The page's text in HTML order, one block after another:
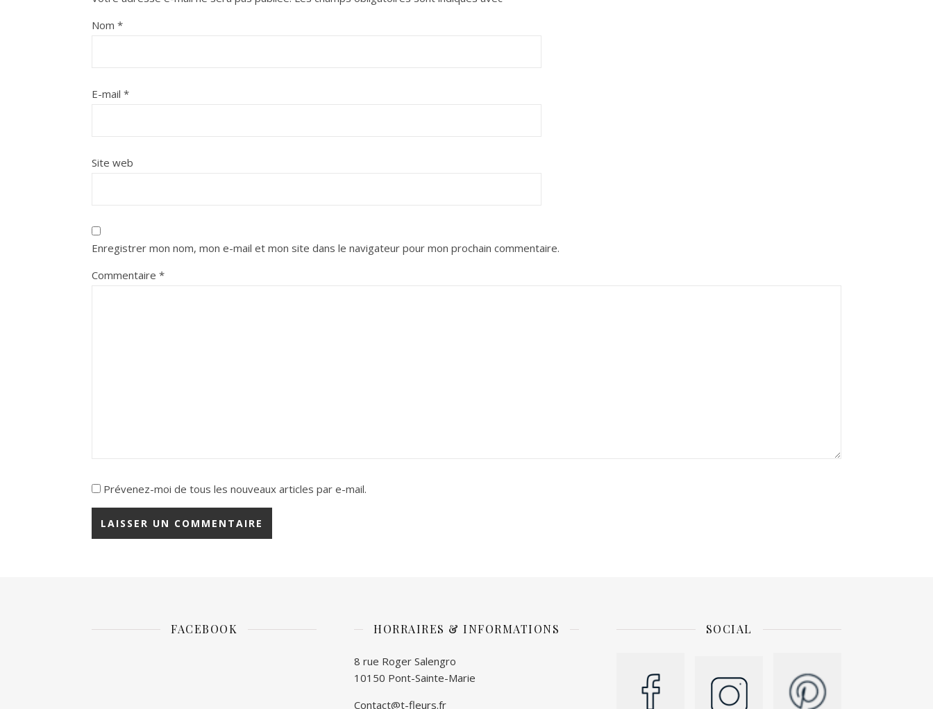
Nom *
E-mail *
Site web
Enregistrer mon nom, mon e-mail et mon site dans le navigateur pour mon prochain commentaire.
Commentaire *
Prévenez-moi de tous les nouveaux articles par e-mail.
FACEBOOK HORRAIRES & INFORMATIONS
8 rue Roger Salengro
10150 Pont-Sainte-Marie
Contact@t-fleurs.fr
SOCIAL